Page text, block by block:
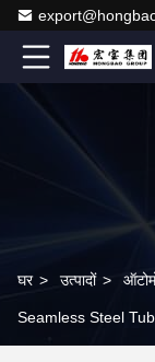
घर > उत्पादों >
Seamless Steel